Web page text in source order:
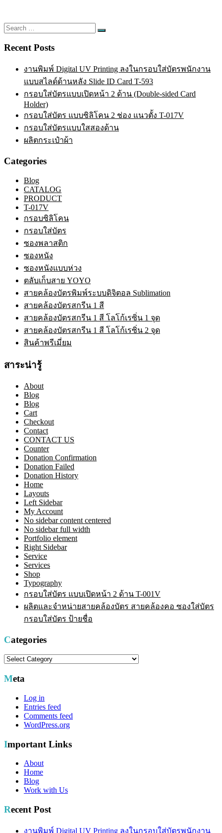
Search
for:
Search
Recent Posts
งานพิมพ์ Digital UV Printing ลงในกรอบใส่บัตรพนักงาน
แบบสไลด์ด้านหลัง Slide ID Card T-593
กรอบใส่บัตรแบบเปิดหน้า 2 ด้าน (Double-sided Card
Holder)
กรอบใส่บัตร แบบซิลิโคน 2 ช่อง แนวตั้ง T-017V
กรอบใส่บัตรแบบใสสองด้าน
ผลิตกระเป๋าผ้า
Categories
Blog
CATALOG
PRODUCT
T-017V
กรอบซิลิโคน
กรอบใส่บัตร
ซองพลาสติก
ซองหนัง
ซองหนังแบบห่วง
ตลับเก็บสาย YOYO
สายคล้องบัตรพิมพ์ระบบดิจิตอล Sublimation
สายคล้องบัตรสกรีน 1 สี
สายคล้องบัตรสกรีน 1 สี โลโก้เรซิ่น 1 จุด
สายคล้องบัตรสกรีน 1 สี โลโก้เรซิ่น 2 จุด
สินค้าพรีเมี่ยม
สาระน่ารู้
About
Blog
Blog
Cart
Checkout
Contact
CONTACT US
Counter
Donation Confirmation
Donation Failed
Donation History
Home
Layouts
Left Sidebar
My Account
No sidebar content centered
No sidebar full width
Portfolio element
Right Sidebar
Service
Services
Shop
Typography
กรอบใส่บัตร แบบเปิดหน้า 2 ด้าน T-001V
ผลิตและจำหน่ายสายคล้องบัตร สายคล้องคอ ซองใส่บัตร
กรอบใส่บัตร ป้ายชื่อ
Categories
Categories
Meta
Log in
Entries feed
Comments feed
WordPress.org
Important Links
About
Home
Blog
Work with Us
Recent Post
งานพิมพ์ Digital UV Printing ลงในกรอบใส่บัตรพนักงาน